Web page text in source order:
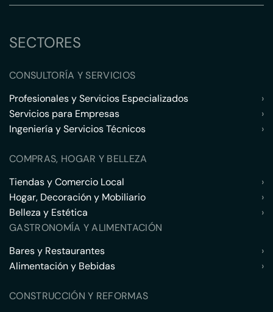
SECTORES
CONSULTORÍA Y SERVICIOS
Profesionales y Servicios Especializados
›
Servicios para Empresas
›
Ingeniería y Servicios Técnicos
›
COMPRAS, HOGAR Y BELLEZA
Tiendas y Comercio Local
›
Hogar, Decoración y Mobiliario
›
Belleza y Estética
›
GASTRONOMÍA Y ALIMENTACIÓN
Bares y Restaurantes
›
Alimentación y Bebidas
›
CONSTRUCCIÓN Y REFORMAS